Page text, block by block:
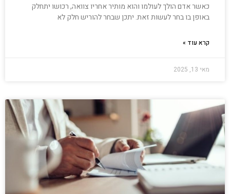
כאשר אדם הולך לעולמו והוא מותיר אחריו צוואה, רכושו יתחלק
באופן בו בחר לעשות זאת. יתכן שבחר להוריש חלק לא
קרא עוד »
מאי 13, 2025